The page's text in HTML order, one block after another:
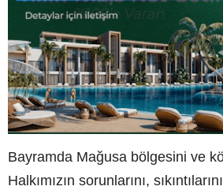
Bayramda Mağusa bölgesini ve
Halkımızın sorunlarını,